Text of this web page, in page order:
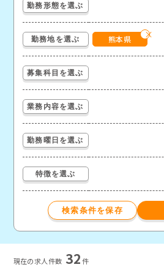
勤務形態を選ぶ
勤務地を選ぶ 熊本県
募集科目を選ぶ
業務内容を選ぶ
勤務曜日を選ぶ
特徴を選ぶ
現在の求⼈件数 32件